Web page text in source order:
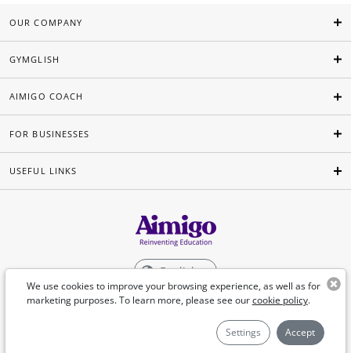
We use cookies to improve your browsing experience, as well as for
marketing purposes. To learn more, please see ourcookie policy.
Settings Accept
OUR COMPANY
GYMGLISH
AIMIGO COACH
FOR BUSINESSES
USEFUL LINKS
English
©Aimigo 2026